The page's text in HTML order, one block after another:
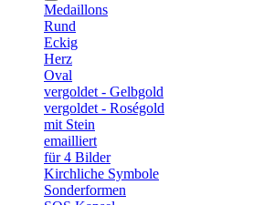
Medaillons
Rund
Eckig
Herz
Oval
vergoldet - Gelbgold
vergoldet - Roségold
mit Stein
emailliert
für 4 Bilder
Kirchliche Symbole
Sonderformen